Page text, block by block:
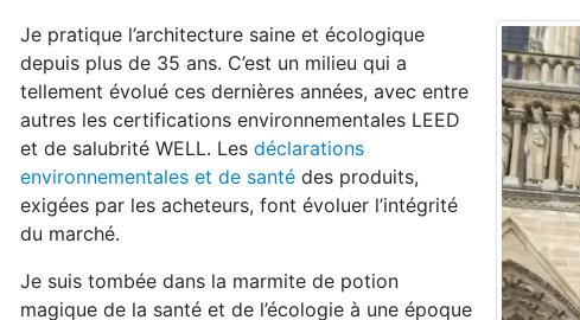
Je pratique l’architecture saine et écologique
depuis plus de 35 ans. C’est un milieu qui a
tellement évolué ces dernières années, avec entre
autres les certifications environnementales LEED
et de salubrité WELL. Les déclarations
environnementales et de santé des produits,
exigées par les acheteurs, font évoluer l’intégrité
du marché.
Je suis tombée dans la marmite de potion
magique de la santé et de l’écologie à une époque